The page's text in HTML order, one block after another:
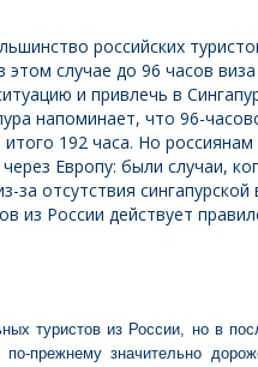
российских
этом случае до 96 часов
и привлечь в
напоминает, что 96-
192 часа. Но россиянам
Европу: были случаи,
за отсутствия сингапурской
из России действует
туристов из России, но в
прежнему значительно